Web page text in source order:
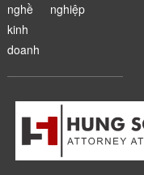
nghề
kinh
doanh
nghiệp